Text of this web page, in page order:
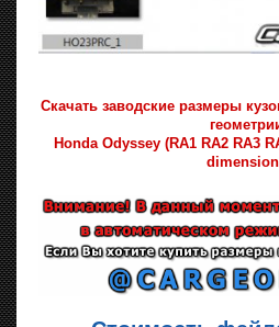
Скачать заводские размеры
Honda Odyssey (RA1 RA2 RA3